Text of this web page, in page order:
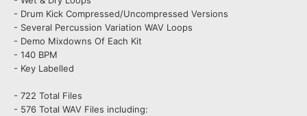
- Drum Kick Compressed/Uncompressed Versions
- Several Percussion Variation WAV Loops
- Demo Mixdowns Of Each Kit
- 140 BPM
- Key Labelled
- 722 Total Files
- 576 Total WAV Files including: